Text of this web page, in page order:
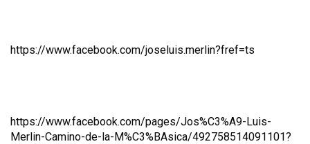
https://www.facebook.com/joseluis.merlin?fref=ts
https://www.facebook.com/pages/Jos%C3%A9-Luis-
Merlin-Camino-de-la-M%C3%BAsica/492758514091101?